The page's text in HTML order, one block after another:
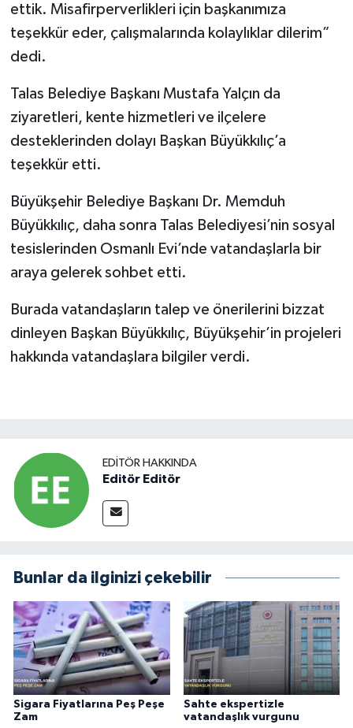
ettik. Misafirperverlikleri için başkanımıza
teşekkür eder, çalışmalarında kolaylıklar dilerim”
dedi.
Talas Belediye Başkanı Mustafa Yalçın da
ziyaretleri, kente hizmetleri ve ilçelere
desteklerinden dolayı Başkan Büyükkılıç’a
teşekkür etti.
Büyükşehir Belediye Başkanı Dr. Memduh
Büyükkılıç, daha sonra Talas Belediyesi’nin sosyal
tesislerinden Osmanlı Evi’nde vatandaşlarla bir
araya gelerek sohbet etti.
Burada vatandaşların talep ve önerilerini bizzat
dinleyen Başkan Büyükkılıç, Büyükşehir’in projeleri
hakkında vatandaşlara bilgiler verdi.
EDITÖR HAKKINDA
Editör Editör
Bunlar da ilginizi çekebilir
Sigara Fiyatlarına Peş Peşe
Zam
Sahte ekspertizle
vatandaşlık vurgunu